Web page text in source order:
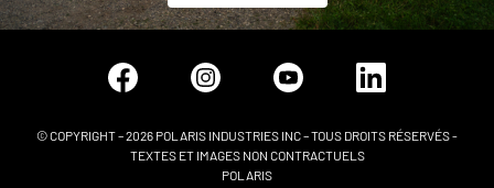
© COPYRIGHT – 2026 POLARIS INDUSTRIES INC – TOUS DROITS RÉSERVÉS -
TEXTES ET IMAGES NON CONTRACTUELS
POLARIS